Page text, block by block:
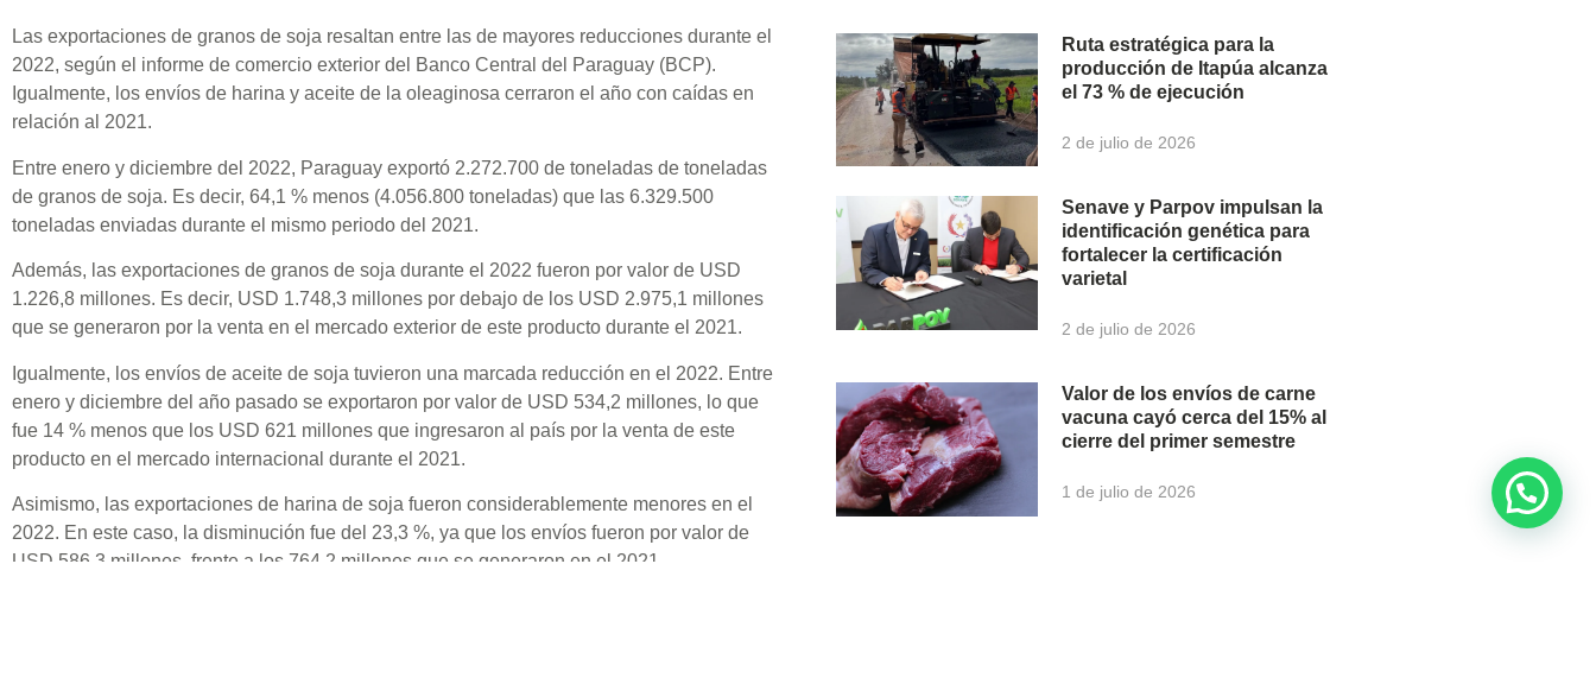
Las exportaciones de granos de soja resaltan entre las de mayores reducciones durante el
2022, según el informe de comercio exterior del Banco Central del Paraguay (BCP).
Igualmente, los envíos de harina y aceite de la oleaginosa cerraron el año con caídas en
relación al 2021.
Entre enero y diciembre del 2022, Paraguay exportó 2.272.700 de toneladas de toneladas
de granos de soja. Es decir, 64,1 % menos (4.056.800 toneladas) que las 6.329.500
toneladas enviadas durante el mismo periodo del 2021.
Además, las exportaciones de granos de soja durante el 2022 fueron por valor de USD
1.226,8 millones. Es decir, USD 1.748,3 millones por debajo de los USD 2.975,1 millones
que se generaron por la venta en el mercado exterior de este producto durante el 2021.
Igualmente, los envíos de aceite de soja tuvieron una marcada reducción en el 2022. Entre
enero y diciembre del año pasado se exportaron por valor de USD 534,2 millones, lo que
fue 14 % menos que los USD 621 millones que ingresaron al país por la venta de este
producto en el mercado internacional durante el 2021.
Asimismo, las exportaciones de harina de soja fueron considerablemente menores en el
2022. En este caso, la disminución fue del 23,3 %, ya que los envíos fueron por valor de
USD 586,3 millones, frente a los 764,2 millones que se generaron en el 2021.
Ruta estratégica para la
producción de Itapúa alcanza
el 73 % de ejecución
2 de julio de 2026
Senave y Parpov impulsan la
identificación genética para
fortalecer la certificación
varietal
2 de julio de 2026
Valor de los envíos de carne
vacuna cayó cerca del 15% al
cierre del primer semestre
1 de julio de 2026